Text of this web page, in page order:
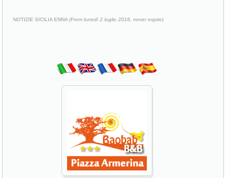
NOTIZIE SICILIA ENNA(From lunedì 2 luglio 2018, never expire)